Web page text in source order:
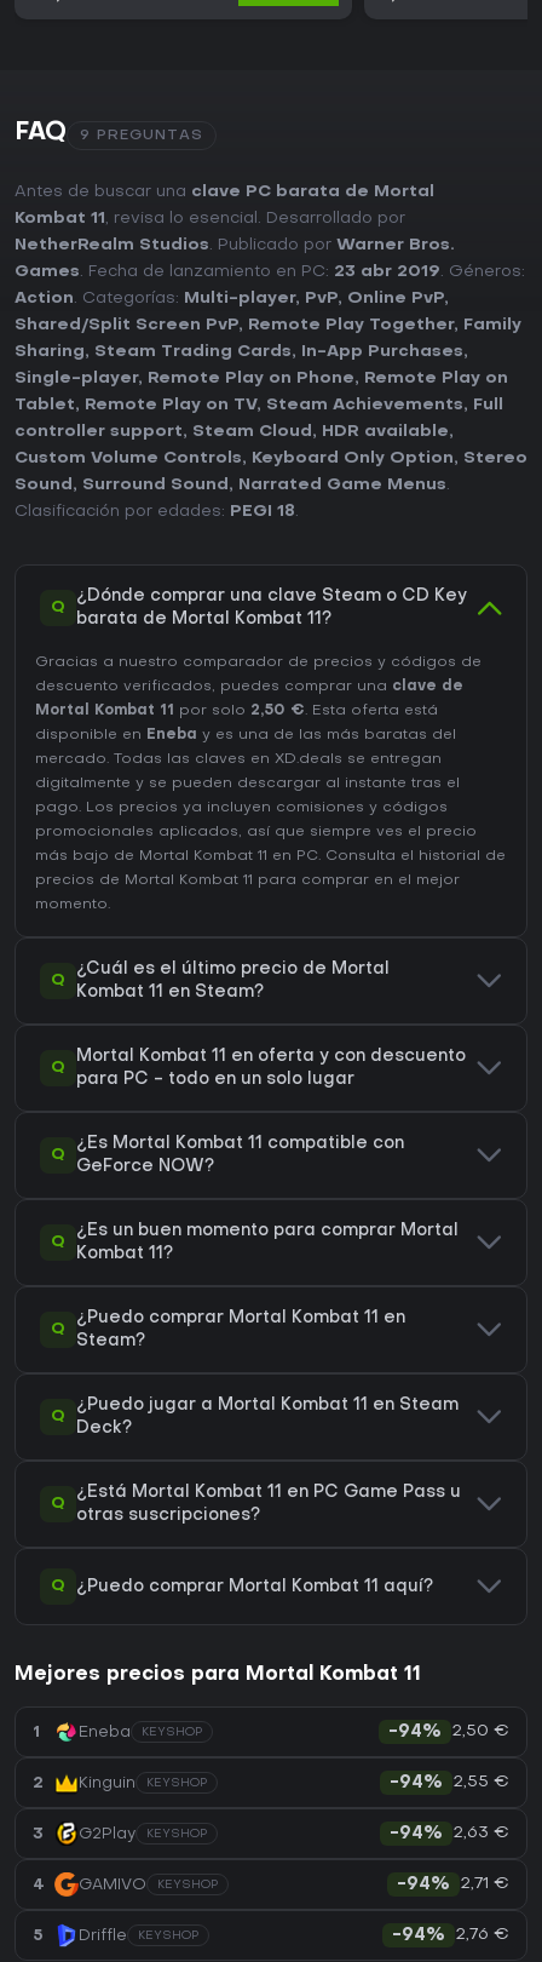
FAQ 9 PREGUNTAS
Antes de buscar una clave PC barata de Mortal
Kombat 11 , revisa lo esencial. Desarrollado por
NetherRealm Studios. Publicado por Warner Bros.
Games. Fecha de lanzamiento en PC: 23 abr 2019. Géneros:
Action. Categorías: Multi-player, PvP, Online PvP,
Shared/Split Screen PvP, Remote Play Together,
Family
Sharing, Steam Trading Cards, In-App Purchases,
Single-player, Remote Play on Phone,
Remote Play on
Tablet, Remote Play on TV, Steam Achievements,
Full
controller support, Steam Cloud , HDR available,
Custom Volume Controls, Keyboard Only Option, Stereo
Sound , Surround Sound , Narrated Game Menus.
Clasificación por edades:
PEGI 18.
Q
¿Dónde comprar una clave Steam o CD Key
barata de Mortal Kombat 11?
Gracias a nuestro comparador de precios y códigos de
descuento verificados, puedes comprar una clave de
Mortal Kombat 11
por solo 2,50 €. Esta oferta está
disponible en Eneba y es una de las más baratas del
mercado. Todas las claves en XD.deals se entregan
digitalmente y se pueden descargar al instante tras el
pago. Los precios ya incluyen comisiones y códigos
promocionales aplicados, así que siempre ves el precio
más bajo de Mortal Kombat 11 en PC. Consulta el
historial de
precios de Mortal Kombat 11 para comprar en el mejor
momento.
Q
¿Cuál es el último precio de Mortal
Kombat 11 en Steam?
Q
Mortal Kombat 11 en oferta y con descuento
para PC - todo en un solo lugar
Q
¿Es Mortal Kombat 11 compatible con
GeForce NOW?
Q
¿Es un buen momento para comprar Mortal
Kombat 11?
Q
¿Puedo comprar Mortal Kombat 11 en
Steam?
Q
¿Puedo jugar a Mortal Kombat 11 en Steam
Deck?
Q
¿Está Mortal Kombat 11 en PC Game Pass u
otras suscripciones?
Q ¿Puedo comprar Mortal Kombat 11 aquí?
Mejores precios para Mortal Kombat 11
1 Eneba KEYSHOP -94% 2,50 €
2 Kinguin KEYSHOP -94% 2,55 €
3 G2Play KEYSHOP -94% 2,63 €
4 GAMIVO KEYSHOP -94% 2,71 €
5 Driffle KEYSHOP -94% 2,76 €